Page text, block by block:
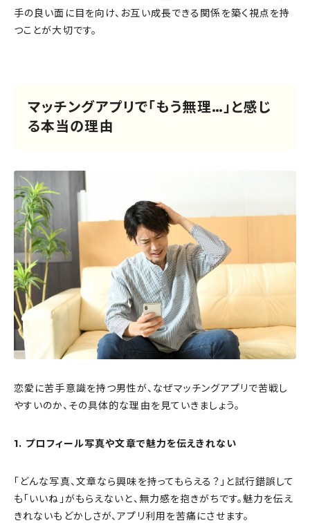
手の良い面に目を向け、お互い成長できる関係を築く視点を持
つことが大切です。
マッチングアプリで「もう無理…」と感じ
る本当の理由
恋愛に苦手意識を持つ男性が、なぜマッチングアプリで苦戦し
やすいのか、その具体的な理由を見ていきましょう。
1. プロフィール写真や文章で魅力を伝えきれない
「どんな写真、文章なら興味を持ってもらえる？」と試行錯誤して
も「いいね」がもらえないと、無力感を抱きがちです。魅力を伝え
きれないもどかしさが、アプリ利用を苦痛にさせます。